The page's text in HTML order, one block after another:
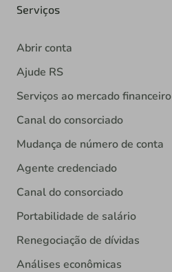
Serviços
Abrir conta
Ajude RS
Serviços ao mercado financeiro
Canal do consorciado
Mudança de número de conta
Agente credenciado
Canal do consorciado
Portabilidade de salário
Renegociação de dívidas
Análises econômicas